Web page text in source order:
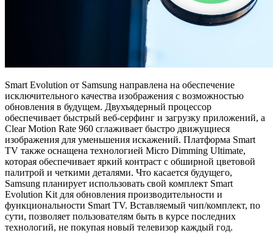
Smart Evolution от Samsung направлена на обеспечение
исключительного качества изображения с возможностью
обновления в будущем. Двухъядерный процессор
обеспечивает быстрый веб-серфинг и загрузку приложений, а
Clear Motion Rate 960 сглаживает быстро движущиеся
изображения для уменьшения искажений. Платформа Smart
TV также оснащена технологией Micro Dimming Ultimate,
которая обеспечивает яркий контраст с обширной цветовой
палитрой и четкими деталями. Что касается будущего,
Samsung планирует использовать свой комплект Smart
Evolution Kit для обновления производительности и
функциональности Smart TV. Вставляемый чип/комплект, по
сути, позволяет пользователям быть в курсе последних
технологий, не покупая новый телевизор каждый год.